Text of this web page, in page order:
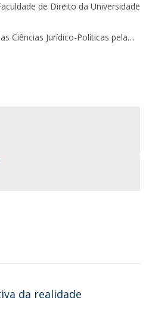
de Direito da Universidade
Ciências Jurídico-Políticas pela
da realidade